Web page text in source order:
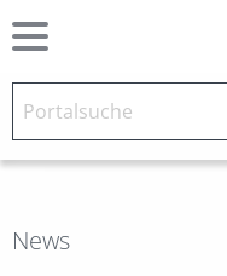
News